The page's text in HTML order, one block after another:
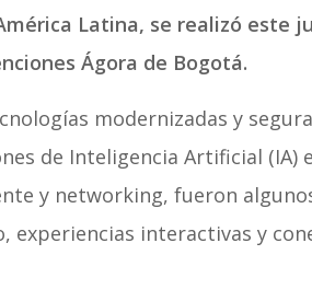
Latina, se realizó este
Ágora de Bogotá.
modernizadas y
de Inteligencia Artificial (IA)
y networking, fueron
experiencias interactivas y